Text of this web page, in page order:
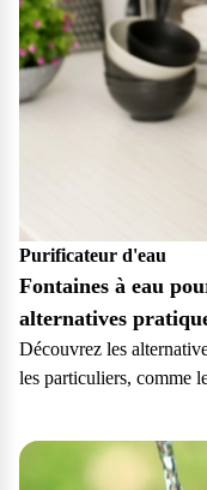
Purificateur d'eau
Fontaines à eau
alternatives
Découvrez les
les particuliers, comme